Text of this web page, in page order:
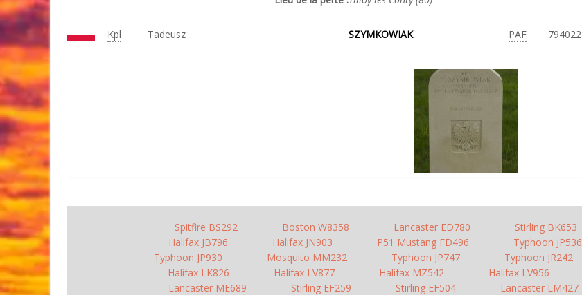
Kpl Tadeusz SZYMKOWIAK PAF 794022
Spitfire BS292 Boston W8358 Lancaster ED780 Stirling BK653
Halifax JB796
Halifax JN903 P51 Mustang FD496 Typhoon JP536
Typhoon JP930
Mosquito MM232 Typhoon JP747 Typhoon JR242
Halifax LK826
Halifax LV877 Halifax MZ542 Halifax LV956
Lancaster ME689
Stirling EF259 Stirling EF504 Lancaster LM427